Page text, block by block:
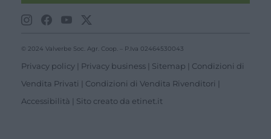
© 2024 Valverbe Soc. Agr. Coop. – P.Iva 02464530043
Privacy policy | Privacy business | Sitemap | Condizioni di
Vendita Privati | Condizioni di Vendita Rivenditori |
Accessibilità | Sito creato da etinet.it